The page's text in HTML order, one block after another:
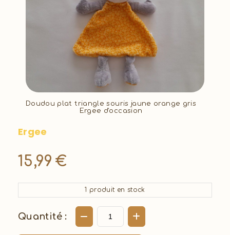
Doudou plat triangle souris jaune orange gris
Ergee d'occasion
Ergee
15,99 €
1 produit en stock
Quantité :